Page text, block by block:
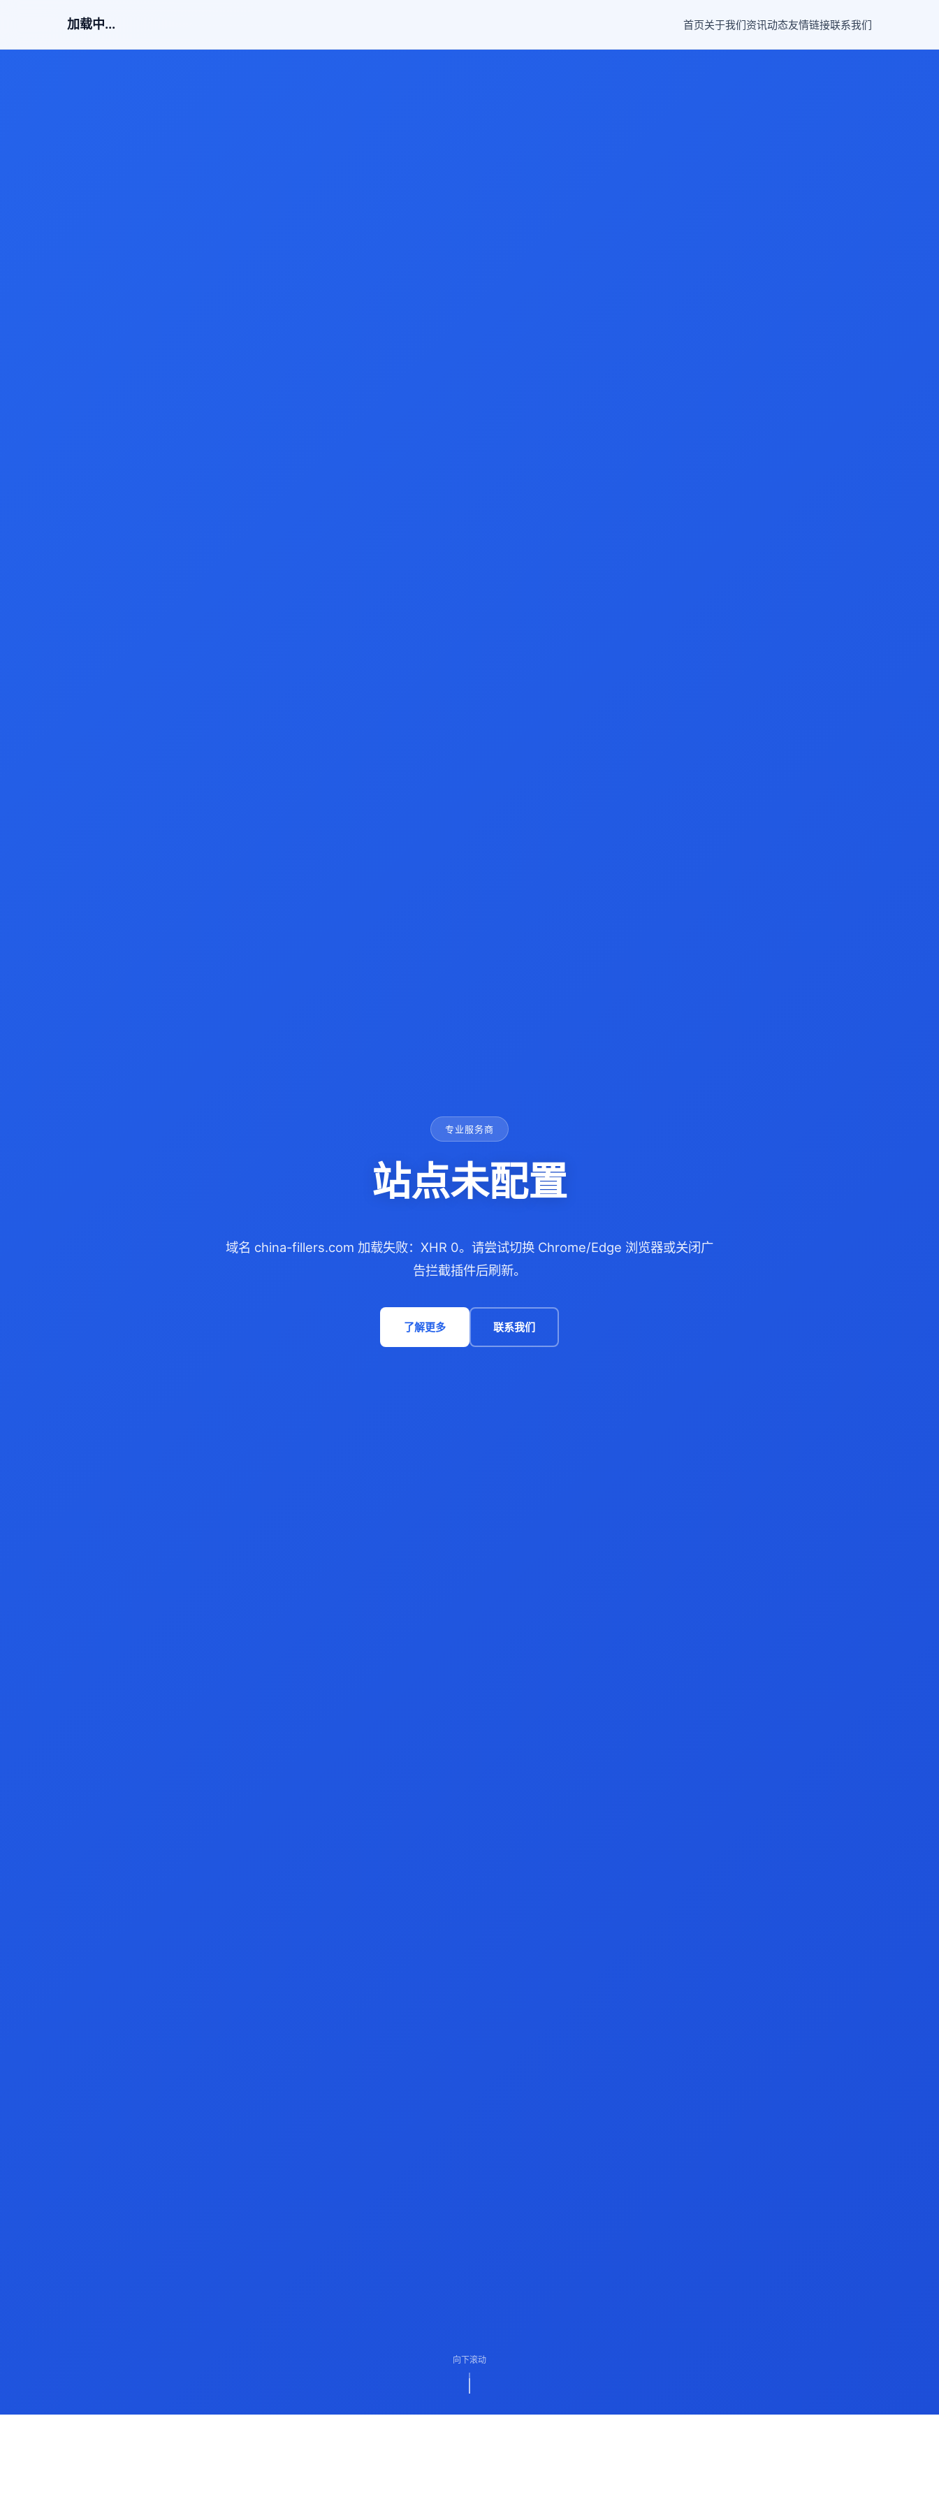
加载中... 首页关于我们资讯动态友情链接联系我们
专业服务商
站点未配置
域名 china-fillers.com 加载失败：XHR 0。请尝试切换 Chrome/Edge 浏览器或关闭广
告拦截插件后刷新。
了解更多 联系我们
向下滚动